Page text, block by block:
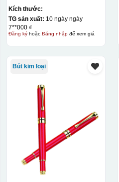
Kích thước:
TG sản xuất: 10 ngày ngày
7**000 ₫
Đăng kýhoặc Đăng nhậpđể xem giá
Bút kim loại